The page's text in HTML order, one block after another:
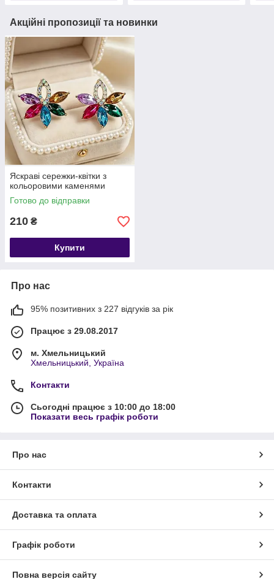
Акційні пропозиції та новинки
Яскраві сережки-квітки з
кольоровими каменями
Готово до відправки
210 ₴
Купити
Про нас
95% позитивних з 227 відгуків за рік
Працює з 29.08.2017
м. Хмельницький
Хмельницький, Україна
Контакти
Сьогодні працює з 10:00 до 18:00
Показати весь графік роботи
Про нас
Контакти
Доставка та оплата
Графік роботи
Повна версія сайту